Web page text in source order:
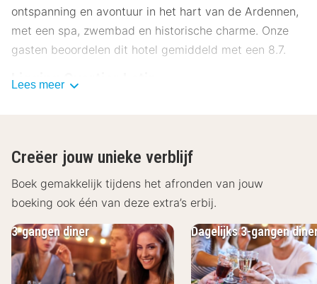
ontspanning en avontuur in het hart van de Ardennen,
met een spa, zwembad en historische charme. Onze
gasten beoordelen dit hotel gemiddeld met een 8.7.
Ligging Quartier Latin
historische centrum en talloze bezienswaardigheden. In
de omgeving van het hotel kun je heerlijk wandelen en
fietsen. Quartier Latin is dankzij de ideale locatie een
van de Ardennen leent zich uitstekend voor diverse
activiteiten zoals mountainbiken. Ook is een bezoek
aan de diverse pittoreske plaatsjes zeker een aanrader.
Lees meer
Creëer jouw unieke verblijf
Boek gemakkelijk tijdens het afronden van jouw
boeking ook één van deze extra’s erbij.
3-gangen diner Dagelijks 3-gangen